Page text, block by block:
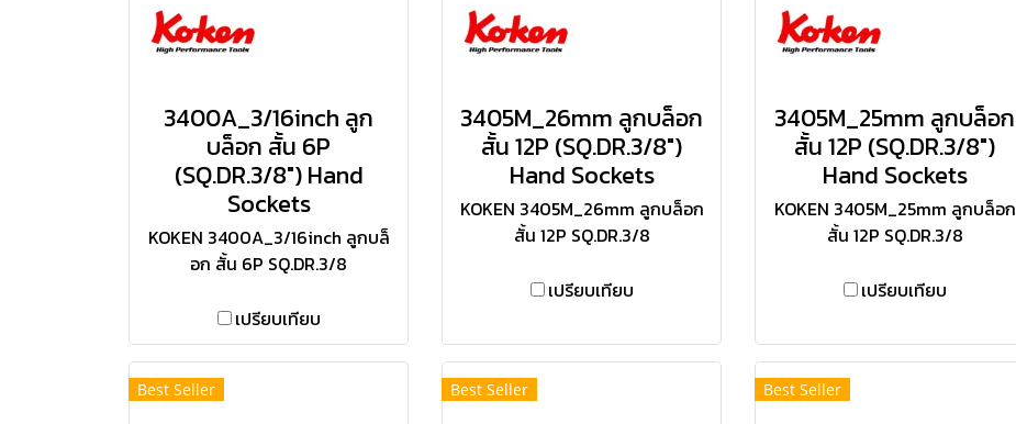
3400A_3/16inch ลูก
บล็อก สั้น 6P
(SQ.DR.3/8") Hand
Sockets
KOKEN 3400A_3/16inch ลูกบล็
อก สั้น 6P SQ.DR.3/8
เปรียบเทียบ
3405M_26mm ลูกบล็อก
สั้น 12P (SQ.DR.3/8")
Hand Sockets
KOKEN 3405M_26mm ลูกบล็อก
สั้น 12P SQ.DR.3/8
เปรียบเทียบ
3405M_25mm ลูกบล็อก
สั้น 12P (SQ.DR.3/8")
Hand Sockets
KOKEN 3405M_25mm ลูกบล็อก
สั้น 12P SQ.DR.3/8
เปรียบเทียบ
Best Seller Best Seller Best Seller